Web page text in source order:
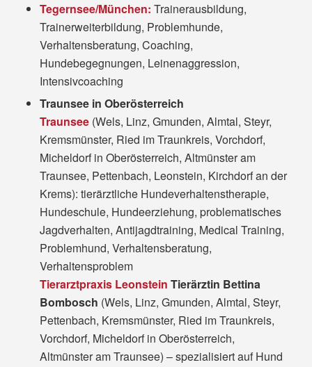
Tegernsee/München: Trainerausbildung,
Trainerweiterbildung, Problemhunde,
Verhaltensberatung, Coaching,
Hundebegegnungen, Leinenaggression,
Intensivcoaching
Traunsee in Oberösterreich
Traunsee(Wels, Linz, Gmunden, Almtal, Steyr,
Kremsmünster, Ried im Traunkreis, Vorchdorf,
Micheldorf in Oberösterreich, Altmünster am
Traunsee, Pettenbach, Leonstein, Kirchdorf an der
Krems): tierärztliche Hundeverhaltenstherapie,
Hundeschule, Hundeerziehung, problematisches
Jagdverhalten, Antijagdtraining, Medical Training,
Problemhund, Verhaltensberatung,
Verhaltensproblem
Tierarztpraxis Leonstein Tierärztin Bettina
Bombosch (Wels, Linz, Gmunden, Almtal, Steyr,
Pettenbach, Kremsmünster, Ried im Traunkreis,
Vorchdorf, Micheldorf in Oberösterreich,
Altmünster am Traunsee) – spezialisiert auf Hund